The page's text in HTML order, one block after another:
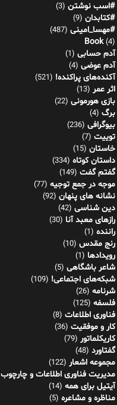
#اسب نوشتن (3)
#کتابدان (9)
#مهسا_امینی (487)
Book(4)
آدم حسابی (1)
آدم عوضی (4)
آکنده‌های پراکنده! (521)
اثر عمر (13)
بازی هورمونی (22)
برگ (4)
بیوگرافی (236)
توییت (7)
خاستان (15)
داستان کوتاه (334)
گفتم گفت (149)
موجه در جمع توجیه (77)
نشانه های پنهان (92)
دین شناسی (42)
رازهای معبد آنا (30)
راننده (1)
رنج مقدس (10)
رویدادها (1)
شاعر باشگاهی (5)
شبکه‌های اجتماعی! (109)
شرنامه (26)
فلسفه (125)
فناوری اطلاعات (8)
کار و موفقیت (36)
کاریکلماتور (79)
گفتاورد (48)
مجموعه اشعار (122)
مدیریت فناوری اطلاعات و چارچوب ITIL
آیتیل برای همه (14)
مناظره و مشاعره (5)